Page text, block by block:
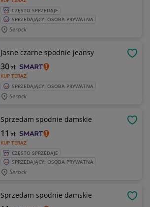
CZĘSTO SPRZEDAJE
SPRZEDAJĄCY: OSOBA PRYWATNA
Serock
Jasne czarne spodnie jeansy
KUP TERAZ
30zł
SPRZEDAJĄCY: OSOBA PRYWATNA
Serock
Sprzedam spodnie damskie
KUP TERAZ
11 zł
CZĘSTO SPRZEDAJE
SPRZEDAJĄCY: OSOBA PRYWATNA
Serock
Sprzedam spodnie damskie